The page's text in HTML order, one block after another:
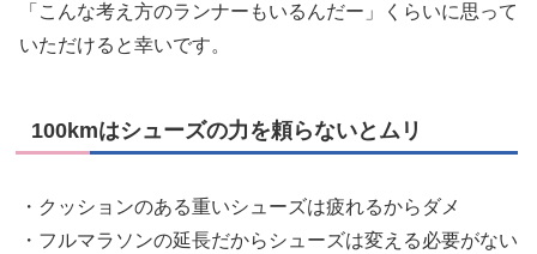
「こんな考え方のランナーもいるんだー」くらいに思って
いただけると幸いです。
100kmはシューズの力を頼らないとムリ
・クッションのある重いシューズは疲れるからダメ
・フルマラソンの延長だからシューズは変える必要がない